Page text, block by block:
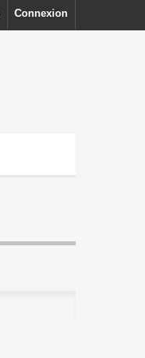
Connexion